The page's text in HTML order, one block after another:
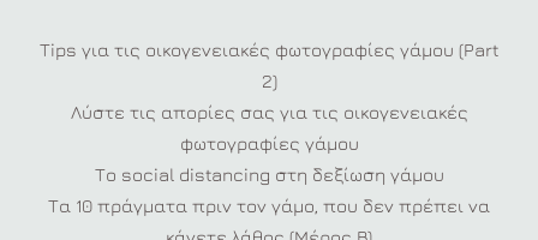
Tips για τις οικογενειακές φωτογραφίες γάμου (Part
2)
Λύστε τις απορίες σας για τις οικογενειακές
φωτογραφίες γάμου
Το social distancing στη δεξίωση γάμου
Τα 10 πράγματα πριν τον γάμο, που δεν πρέπει να